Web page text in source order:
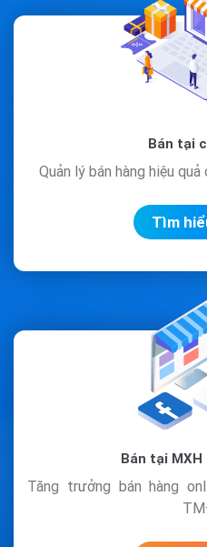
Bán tại
Quản lý bán hàng hiệu
Tìm
Bán tại
Tăng trưởng bán hàng